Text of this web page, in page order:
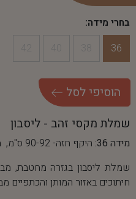
בחרי מידה:
36
הוסיפי לסל
שמלת מקסי זהב - ליסבון
מידה 36:
היקף חזה- 90-92 ס"מ, היקף מותן- 68 ס"מ
שמלת ליסבון בגזרה מחטבת,
חיתוכים באזור המותן והכתפיים